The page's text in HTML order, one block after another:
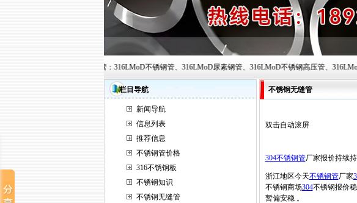
公司欢迎您的到来!公司主营：316LMoD不锈钢管、316LMoD尿素钢管、316LMoD不锈钢高压管、
栏目导航
新闻导航
信息列表
推荐信息
不锈钢管价格
316不锈钢板
不锈钢知识
不锈钢无缝管
不锈钢无缝管
双击自动滚屏
304不锈钢管厂家报价持续
浙江地区今天不锈钢管厂家
不锈钢商场304不锈钢报价
暂偏安稳 。